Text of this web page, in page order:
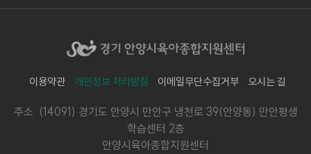
이용약관 개인정보 처리방침 이메일무단수집거부 오시는 길
주소 (14091) 경기도 안양시 만안구 냉천로 39(안양동) 만안평생
학습센터 2층
안양시육아종합지원센터